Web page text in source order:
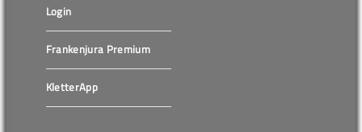
Login
Frankenjura Premium
KletterApp